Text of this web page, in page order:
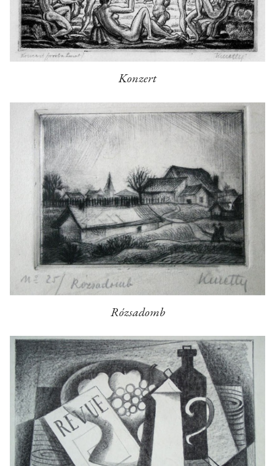
Konzert
Rózsadomb